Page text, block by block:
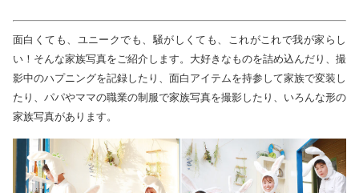
面白くても、ユニークでも、騒がしくても、これがこれで我が家らし
い！そんな家族写真をご紹介します。大好きなものを詰め込んだり、撮
影中のハプニングを記録したり、面白アイテムを持参して家族で変装し
たり、パパやママの職業の制服で家族写真を撮影したり、いろんな形の
家族写真があります。